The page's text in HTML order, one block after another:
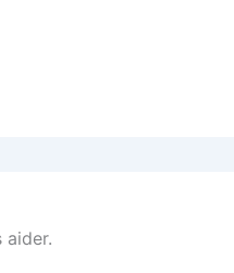
aider.